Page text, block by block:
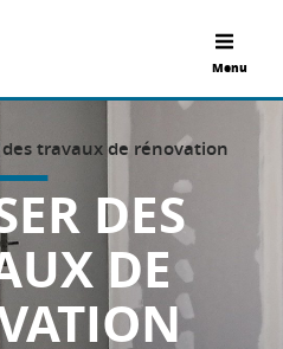
Menu
des travaux de rénovation
DES
DE